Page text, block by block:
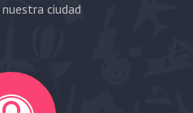
ciudad